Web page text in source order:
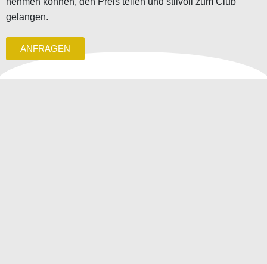
gelangen.
ANFRAGEN